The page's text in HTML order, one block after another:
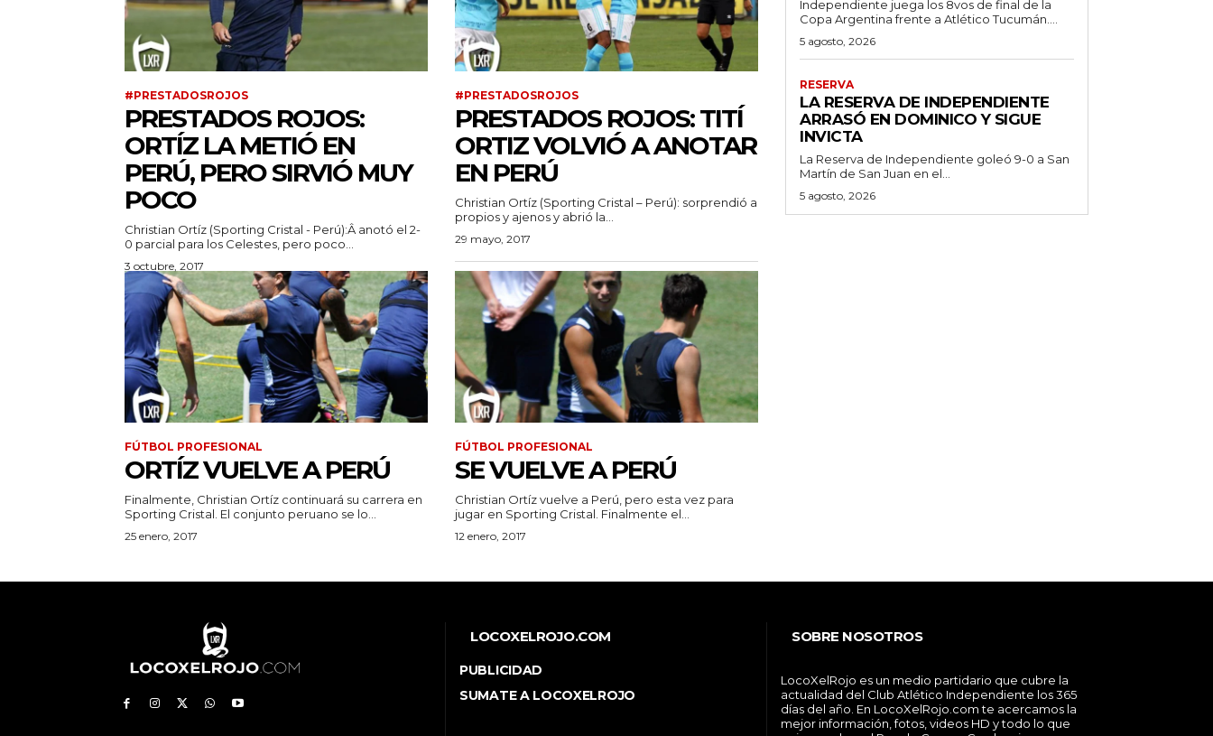
#PRESTADOSROJOS
PRESTADOS ROJOS:
ORTÍZ LA METIÓ EN
PERÚ, PERO SIRVIÓ MUY
POCO
Christian Ortíz (Sporting Cristal - Perú):Â anotó el 2-
0 parcial para los Celestes, pero poco...
3 octubre, 2017
#PRESTADOSROJOS
PRESTADOS ROJOS: TITÍ
ORTIZ VOLVIÓ A ANOTAR
EN PERÚ
Christian Ortíz (Sporting Cristal – Perú): sorprendió a
propios y ajenos y abrió la...
29 mayo, 2017
FÚTBOL PROFESIONAL
ORTÍZ VUELVE A PERÚ
Finalmente, Christian Ortíz continuará su carrera en
Sporting Cristal. El conjunto peruano se lo...
25 enero, 2017
FÚTBOL PROFESIONAL
SE VUELVE A PERÚ
Christian Ortíz vuelve a Perú, pero esta vez para
jugar en Sporting Cristal. Finalmente el...
12 enero, 2017
Independiente juega los 8vos de final de la
Copa Argentina frente a Atlético Tucumán....
5 agosto, 2026
RESERVA
LA RESERVA DE INDEPENDIENTE
ARRASÓ EN DOMINICO Y SIGUE
INVICTA
La Reserva de Independiente goleó 9-0 a San
Martín de San Juan en el...
5 agosto, 2026
LOCOXELROJO.COM
PUBLICIDAD
SUMATE A LOCOXELROJO
SOBRE NOSOTROS
LocoXelRojo es un medio partidario que cubre la
actualidad del Club Atlético Independiente los 365
días del año. En LocoXelRojo.com te acercamos la
mejor información, fotos, videos HD y todo lo que